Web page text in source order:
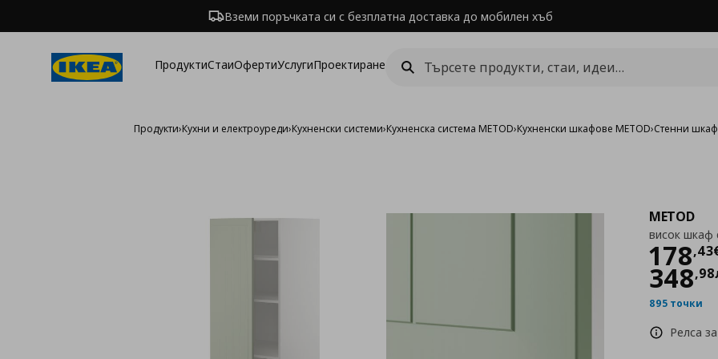
Вземи поръчката си с безплатна доставка до мобилен хъб
ПродуктиСтаиОфертиУслугиПроектиране
Продукти›Кухни и електроуреди›Кухненски системи›Кухненска система METOD›Кухненски шкафове METOD›Стенни
METOD
висок шкаф
178,43
348,98
895 точки
Релса